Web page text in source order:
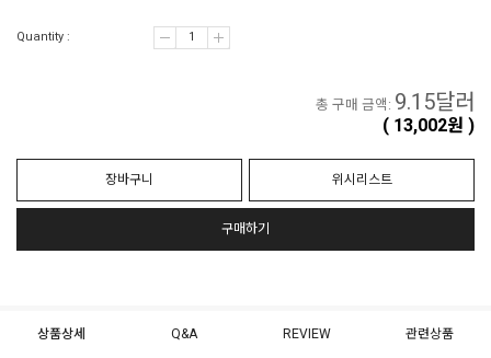
Quantity :
총 구매 금액: 9.15달러
( 13,002원 )
장바구니 위시리스트
구매하기
상품상세 Q&A REVIEW 관련상품